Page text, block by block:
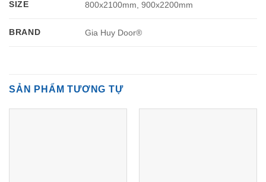
SIZE 800x2100mm, 900x2200mm
BRAND Gia Huy Door®
SẢN PHẨM TƯƠNG TỰ